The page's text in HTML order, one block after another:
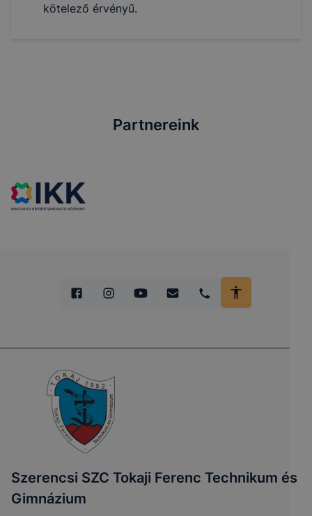
kötelező érvényű.
Partnereink
Szerencsi SZC Tokaji Ferenc Technikum és
Gimnázium